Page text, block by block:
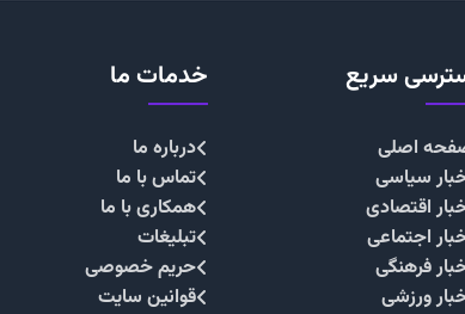
سریع
اصلی
سیاسی
اقتصادی
اجتماعی
فرهنگی
ورزشی
خدمات ما
درباره ما
تماس با ما
همکاری با ما
تبلیغات
حریم خصوصی
قوانین سایت